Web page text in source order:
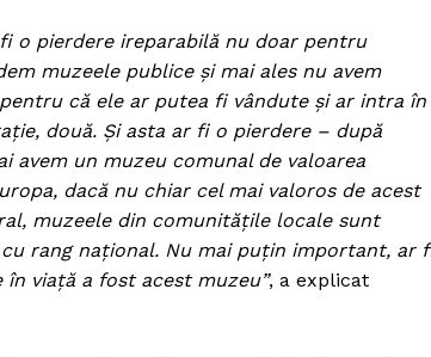
o pierdere ireparabilă nu doar pentru
muzeele publice şi mai ales nu avem
că ele ar putea fi vândute şi ar intra în
două. Şi asta ar fi o pierdere – după
avem un muzeu comunal de valoarea
dacă nu chiar cel mai valoros de acest
muzeele din comunităţile locale sunt
rang naţional. Nu mai puţin important, ar
viaţă a fost acest muzeu”, a explicat